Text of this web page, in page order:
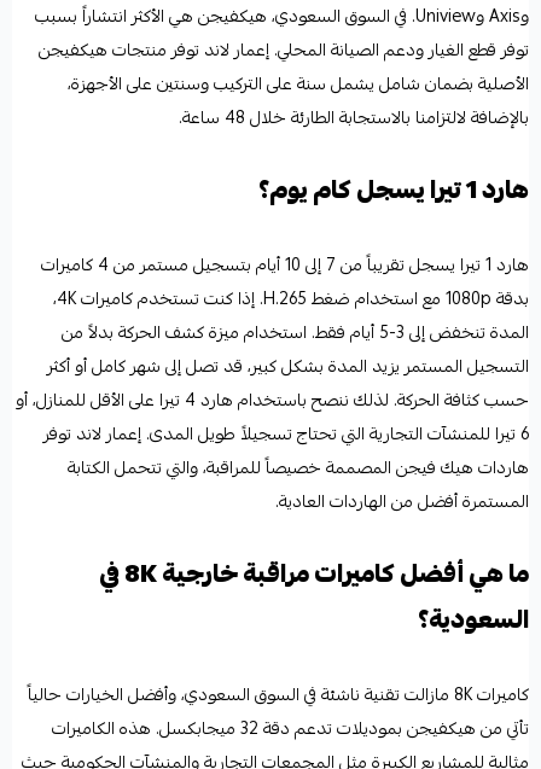
وAxis وUniview. في السوق السعودي، هيكفيجن هي الأكثر انتشاراً بسبب
توفر قطع الغيار ودعم الصيانة المحلي. إعمار لاند توفر منتجات هيكفيجن
الأصلية بضمان شامل يشمل سنة على التركيب وسنتين على الأجهزة،
بالإضافة لالتزامنا بالاستجابة الطارئة خلال 48 ساعة.
هارد 1 تيرا يسجل كام يوم؟
هارد 1 تيرا يسجل تقريباً من 7 إلى 10 أيام بتسجيل مستمر من 4 كاميرات
بدقة 1080p مع استخدام ضغط H.265. إذا كنت تستخدم كاميرات 4K،
المدة تنخفض إلى 3-5 أيام فقط. استخدام ميزة كشف الحركة بدلاً من
التسجيل المستمر يزيد المدة بشكل كبير، قد تصل إلى شهر كامل أو أكثر
حسب كثافة الحركة. لذلك ننصح باستخدام هارد 4 تيرا على الأقل للمنازل، أو
6 تيرا للمنشآت التجارية التي تحتاج تسجيلاً طويل المدى. إعمار لاند توفر
هاردات هيك فيجن المصممة خصيصاً للمراقبة، والتي تتحمل الكتابة
المستمرة أفضل من الهاردات العادية.
ما هي أفضل كاميرات مراقبة خارجية 8K في
السعودية؟
كاميرات 8K مازالت تقنية ناشئة في السوق السعودي، وأفضل الخيارات حالياً
تأتي من هيكفيجن بموديلات تدعم دقة 32 ميجابكسل. هذه الكاميرات
مثالية للمشاريع الكبيرة مثل المجمعات التجارية والمنشآت الحكومية حيث